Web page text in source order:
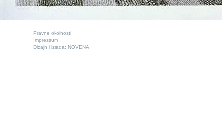
Pravne okolnosti
Impressum
Dizajn i izrada: NOVENA